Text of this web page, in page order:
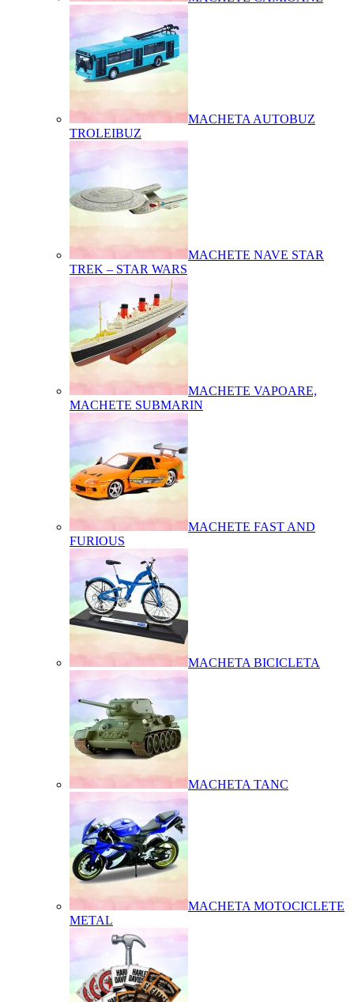
MACHETA AUTOBUZ
TROLEIBUZ
MACHETE NAVE STAR
TREK – STAR WARS
MACHETE VAPOARE,
MACHETE SUBMARIN
MACHETE FAST AND
FURIOUS
MACHETA BICICLETA
MACHETA TANC
MACHETA MOTOCICLETE
METAL